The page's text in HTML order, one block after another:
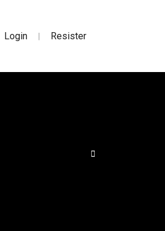
Login | Resister